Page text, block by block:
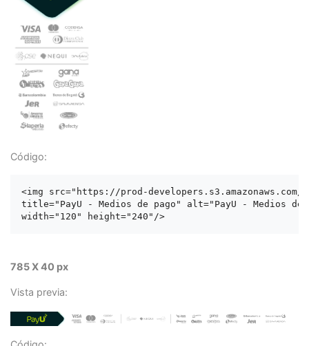
Código:
<img src="https://prod-developers.s3.amazonaws.com/
title="PayU - Medios de pago" alt="PayU - Medios de
785 X 40 px
Vista previa: